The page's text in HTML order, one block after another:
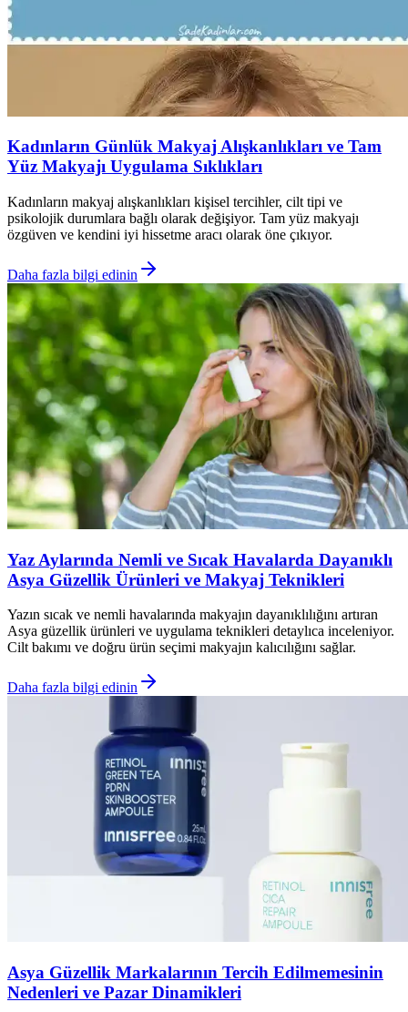
Kadınların Günlük Makyaj Alışkanlıkları ve Tam
Yüz Makyajı Uygulama Sıklıkları
Kadınların makyaj alışkanlıkları kişisel tercihler, cilt tipi ve
psikolojik durumlara bağlı olarak değişiyor. Tam yüz makyajı
özgüven ve kendini iyi hissetme aracı olarak öne çıkıyor.
Daha fazla bilgi edinin
Yaz Aylarında Nemli ve Sıcak Havalarda Dayanıklı
Asya Güzellik Ürünleri ve Makyaj Teknikleri
Yazın sıcak ve nemli havalarında makyajın dayanıklılığını artıran
Asya güzellik ürünleri ve uygulama teknikleri detaylıca inceleniyor.
Cilt bakımı ve doğru ürün seçimi makyajın kalıcılığını sağlar.
Daha fazla bilgi edinin
Asya Güzellik Markalarının Tercih Edilmemesinin
Nedenleri ve Pazar Dinamikleri